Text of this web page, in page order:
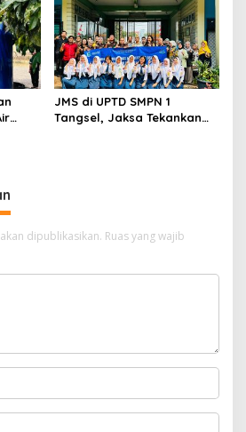
JMS di UPTD SMPN 1
Tangsel, Jaksa Tekankan
dipublikasikan. Ruas yang wajib